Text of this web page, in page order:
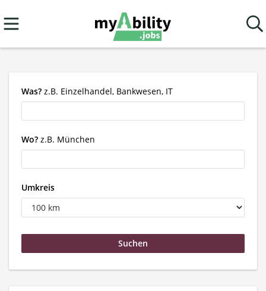
Was? z.B. Einzelhandel, Bankwesen, IT
Wo? z.B. München
Umkreis